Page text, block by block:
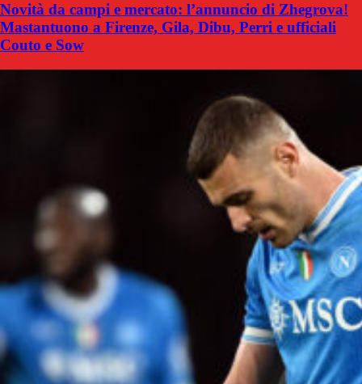
Novità da campi e mercato: l’annuncio di Zhegrova!
Mastantuono a Firenze, Gila, Dibu, Perri e ufficiali
Couto e Sow